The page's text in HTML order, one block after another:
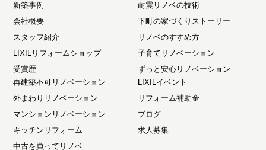
新築事例
会社概要
スタッフ紹介
LIXILリフォームショップ
受賞歴
耐震リノベの技術
下町の家づくりストーリー
リノベのすすめ方
子育てリノベーション
ずっと安心リノベーション
再建築不可リノベーション
外まわりリノベーション
マンションリノベーション
キッチンリフォーム
中古を買ってリノベ
LIXILイベント
リフォーム補助金
ブログ
求人募集